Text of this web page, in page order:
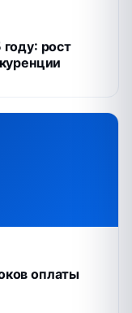
рост
оплаты